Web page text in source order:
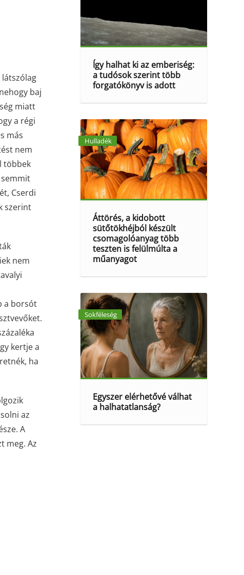
baj
miatt
a régi
más
nem
többek
Cserdi
szerint
nem
a borsót
kertje a
ha
az
A
meg. Az
Így halhat ki az emberiség:
a tudósok szerint több
forgatókönyv is adott
Hulladék
Áttörés, a kidobott
sütőtökhéjból készült
csomagolóanyag több
teszten is felülmúlta a
műanyagot
Sokféleség
Egyszer elérhetővé válhat
a halhatatlanság?